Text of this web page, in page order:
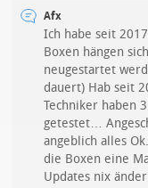
Afx
Ich habe seit
Boxen hängen
neugestartet
dauert) Hab seit
Techniker haben
getestet…
angeblich alles
die Boxen eine
Updates nix